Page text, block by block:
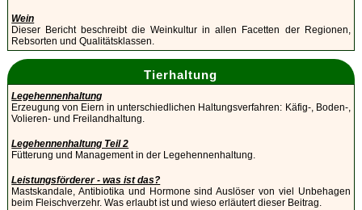
Wein
Dieser Bericht beschreibt die Weinkultur in allen Facetten der Regionen,
Rebsorten und Qualitätsklassen.
Tierhaltung
Legehennenhaltung
Erzeugung von Eiern in unterschiedlichen Haltungsverfahren: Käfig-, Boden-,
Volieren- und Freilandhaltung.
Legehennenhaltung Teil 2
Fütterung und Management in der Legehennenhaltung.
Leistungsförderer - was ist das?
Mastskandale, Antibiotika und Hormone sind Auslöser von viel Unbehagen
beim Fleischverzehr. Was erlaubt ist und wieso erläutert dieser Beitrag.